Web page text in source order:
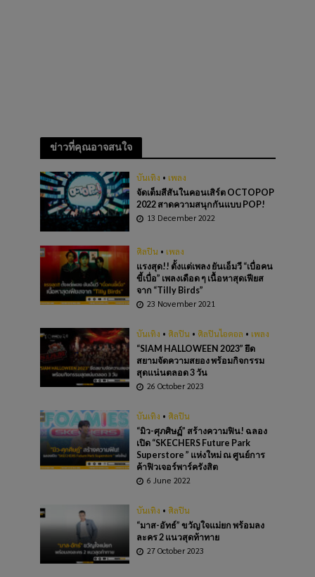
ข่าวที่คุณอาจสนใจ
บันเทิง • เพลง
จัดเต็มสีสันในคอนเสิร์ต OCTOPOP
2022 สาดความสนุกกันแบบ POP!
13 December 2022
ศิลปิน • เพลง
แรงสุด!! ตั้งแต่เพลง ยันเอ็มวี “เบื่อคน
ขี้เบื่อ” เพลงเดือด ๆ เนื้อหาสุดเฟียส
จาก “Tilly Birds”
23 November 2021
บันเทิง • ศิลปิน • ศิลปินไอดอล • เพลง
“SIAM HALLOWEEN 2023” ยึด
สยามจัดความสยอง พร้อมกิจกรรม
สุดแน่นตลอด 3 วัน
26 October 2023
บันเทิง • ศิลปิน
“มิว-ศุภศิษฏ์” สร้างความฟิน! ฉลอง
เปิด “SKECHERS Future Park
Superstore ” แห่งใหม่ ณ ศูนย์การ
ค้าฟิวเจอร์พาร์ครังสิต
6 June 2022
บันเทิง • ศิลปิน
“มาส-อัทธ์” ขวัญใจแม่ยก พร้อมลง
ละคร 2 แนวสุดท้าทาย
27 October 2023